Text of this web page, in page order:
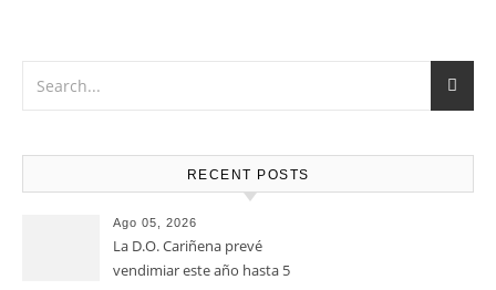
RECENT POSTS
Ago 05, 2026
La D.O. Cariñena prevé
vendimiar este año hasta 5